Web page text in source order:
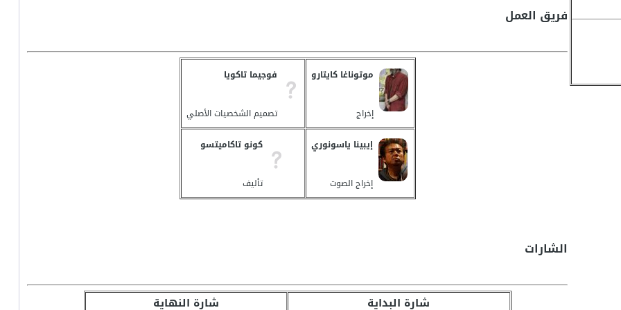
فريق العمل
موتوناغا كايتارو
إخراج
فوجيما تاكويا
تصميم الشخصيات الأصلي
إيبينا ياسونوري
إخراج الصوت
كونو تاكاميتسو
تأليف
الشارات
شارة البداية شارة النهاية